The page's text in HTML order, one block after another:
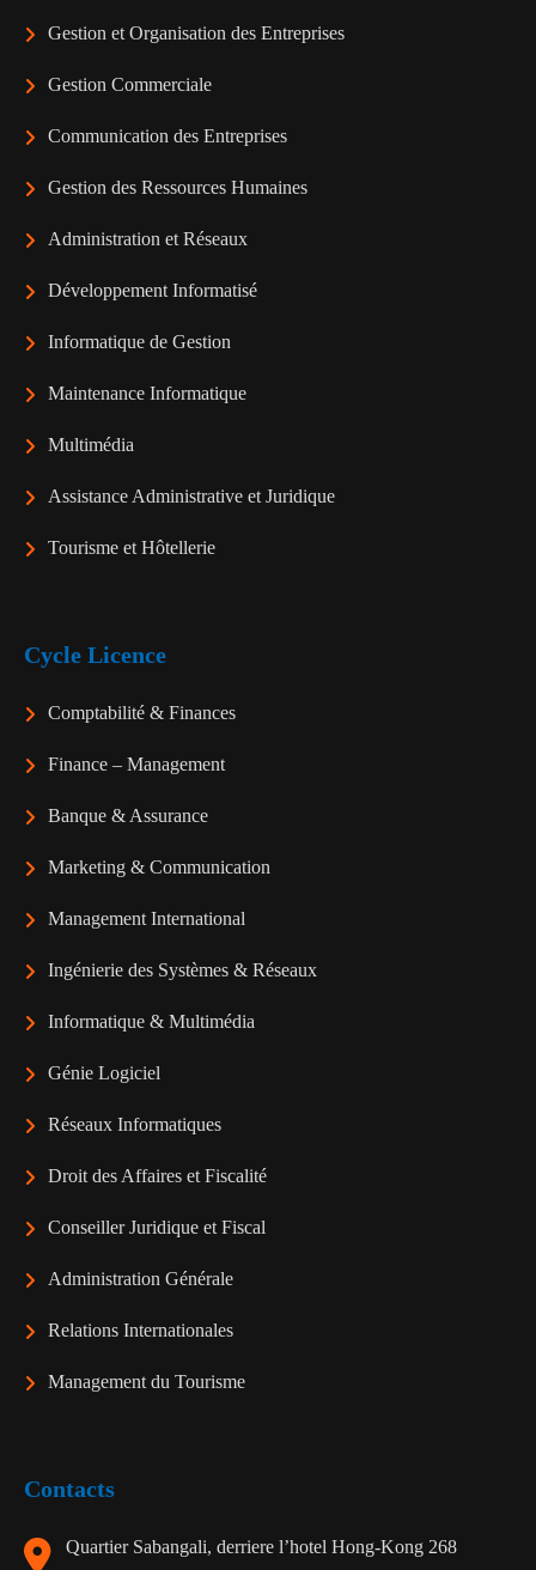
Gestion et Organisation des Entreprises
Gestion Commerciale
Communication des Entreprises
Gestion des Ressources Humaines
Administration et Réseaux
Développement Informatisé
Informatique de Gestion
Maintenance Informatique
Multimédia
Assistance Administrative et Juridique
Tourisme et Hôtellerie
Cycle Licence
Comptabilité & Finances
Finance – Management
Banque & Assurance
Marketing & Communication
Management International
Ingénierie des Systèmes & Réseaux
Informatique & Multimédia
Génie Logiciel
Réseaux Informatiques
Droit des Affaires et Fiscalité
Conseiller Juridique et Fiscal
Administration Générale
Relations Internationales
Management du Tourisme
Contacts
Quartier Sabangali, derriere l’hotel Hong-Kong 268